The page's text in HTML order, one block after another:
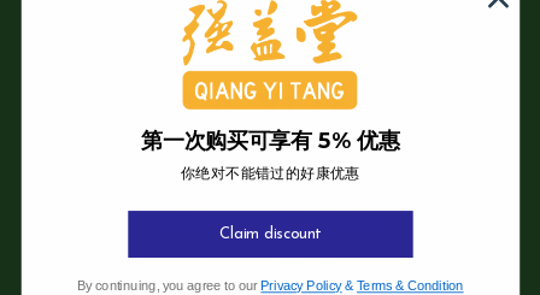
强益堂全息中医诊所
强益堂全息中医诊所(槟岛)
04-2832108
第一次购买可享有 5% 优惠
你绝对不能错过的好康优惠
Claim discount
By continuing, you agree to our Privacy Policy&Terms & Condition